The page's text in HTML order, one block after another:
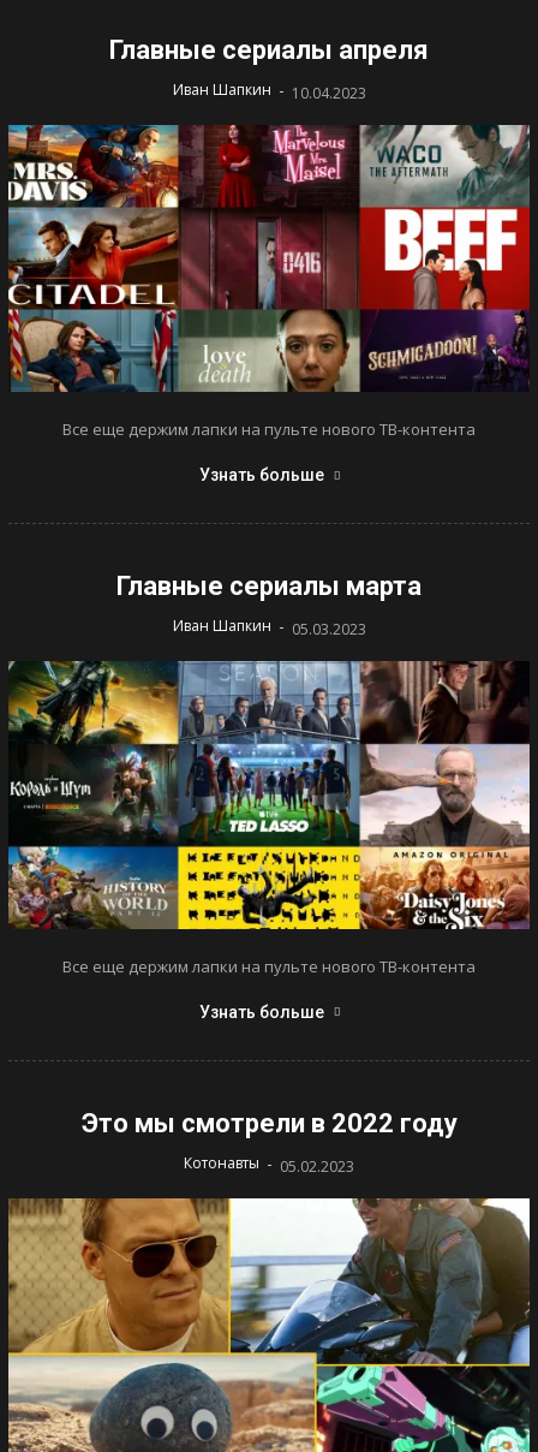
Главные сериалы апреля
Иван Шапкин - 10.04.2023
Все еще держим лапки на пульте нового ТВ-контента
Узнать больше
Главные сериалы марта
Иван Шапкин - 05.03.2023
Все еще держим лапки на пульте нового ТВ-контента
Узнать больше
Это мы смотрели в 2022 году
Котонавты - 05.02.2023